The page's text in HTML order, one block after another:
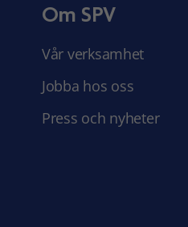
Om SPV
Vår verksamhet
Jobba hos oss
Press och nyheter